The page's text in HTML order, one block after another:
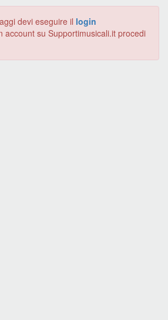
devi eseguire il login
account su Supportimusicali.it procedi